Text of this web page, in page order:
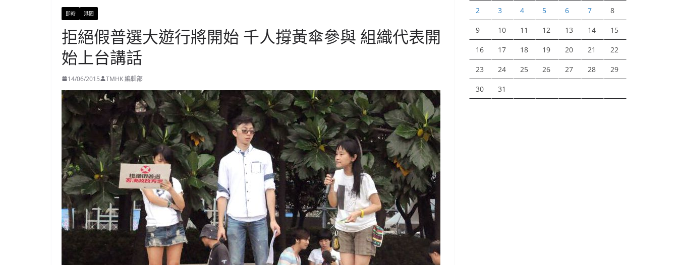
即時 港聞
拒絕假普選大遊行將開始 千人撐黃傘參與 組織代表開
始上台講話
14/06/2015 TMHK 編輯部
2 3 4 5 6 7 8
9 10 11 12 13 14 15
16 17 18 19 20 21 22
23 24 25 26 27 28 29
30 31